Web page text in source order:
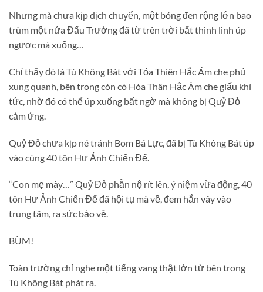
Nhưng mà chưa kịp dịch chuyển, một bóng đen rộng lớn bao
trùm một nửa Đấu Trường đã từ trên trời bất thình lình úp
ngược mà xuống…
Chỉ thấy đó là Tù Không Bát với Tỏa Thiên Hắc Ám che phủ
xung quanh, bên trong còn có Hóa Thân Hắc Ám che giấu khí
tức, nhờ đó có thể úp xuống bất ngờ mà không bị Quỷ Đỏ
cảm ứng.
Quỷ Đỏ chưa kịp né tránh Bom Bá Lực, đã bị Tù Không Bát úp
vào cùng 40 tôn Hư Ảnh Chiến Đế.
“Con mẹ mày…” Quỷ Đỏ phẫn nộ rít lên, ý niệm vừa động, 40
tôn Hư Ảnh Chiến Đế đã hội tụ mà về, đem hắn vây vào
trung tâm, ra sức bảo vệ.
BÙM!
Toàn trường chỉ nghe một tiếng vang thật lớn từ bên trong
Tù Không Bát phát ra.